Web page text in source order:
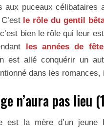
aux puceaux célibataires
le rôle du gentil
bien le rôle qui leur
les années de
est allé conquérir un
dans les romances,
n’aura pas lieu
est la mère d’un